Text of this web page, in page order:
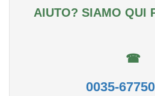
AIUTO? SIAMO QUI
☎
0035-